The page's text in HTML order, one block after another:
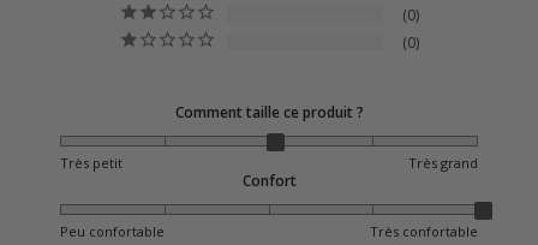
0
0
Comment taille ce produit ?
Très petit Très grand
Confort
Peu confortable Très confortable